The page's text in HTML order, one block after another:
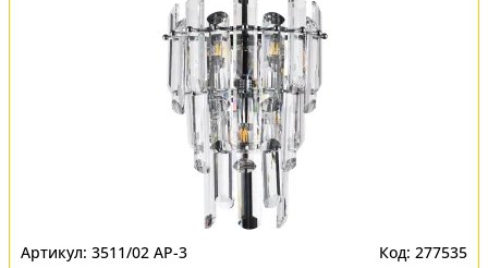
3511/02 AP-3 277535